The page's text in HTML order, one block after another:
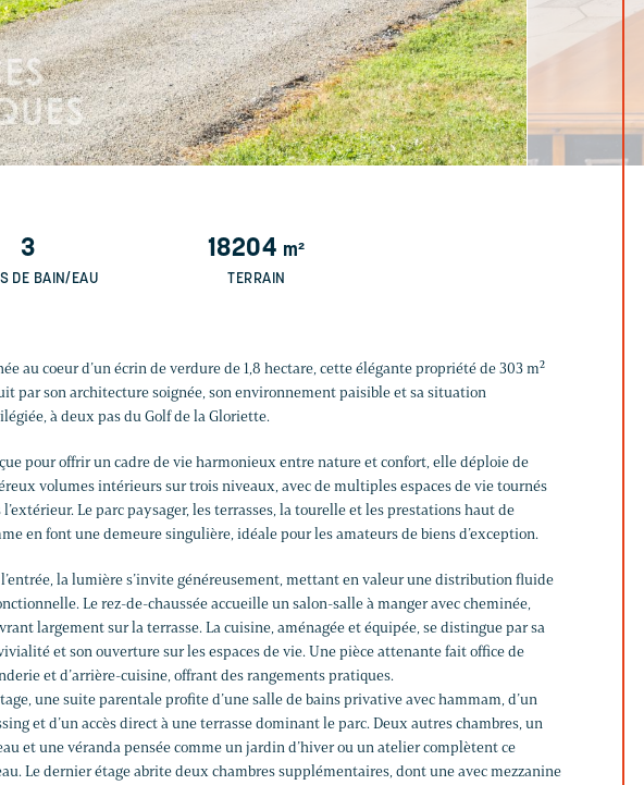
3
DE BAIN/EAU
18204 m²
TERRAIN
au coeur d’un écrin de verdure de 1,8 hectare, cette élégante propriété de 303 m²
par son architecture soignée, son environnement paisible et sa situation
à deux pas du Golf de la Gloriette.
pour offrir un cadre de vie harmonieux entre nature et confort, elle déploie de
volumes intérieurs sur trois niveaux, avec de multiples espaces de vie tournés
l’extérieur. Le parc paysager, les terrasses, la tourelle et les prestations haut de
en font une demeure singulière, idéale pour les amateurs de biens d’exception.
l’entrée, la lumière s’invite généreusement, mettant en valeur une distribution fluide
Le rez-de-chaussée accueille un salon-salle à manger avec cheminée,
largement sur la terrasse. La cuisine, aménagée et équipée, se distingue par sa
et son ouverture sur les espaces de vie. Une pièce attenante fait office de
et d’arrière-cuisine, offrant des rangements pratiques.
une suite parentale profite d’une salle de bains privative avec hammam, d’un
et d’un accès direct à une terrasse dominant le parc. Deux autres chambres, un
et une véranda pensée comme un jardin d’hiver ou un atelier complètent ce
Le dernier étage abrite deux chambres supplémentaires, dont une avec mezzanine